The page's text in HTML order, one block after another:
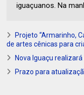
iguaçuanos. Na
Projeto “Armarinho,
de artes cênicas para
Nova Iguaçu
Prazo para